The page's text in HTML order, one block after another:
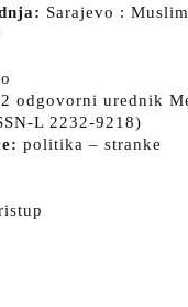
Sarajevo :
odgovorni urednik
L 2232-9218)
politika – stranke